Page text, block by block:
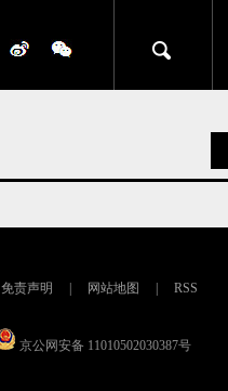
免责声明 网站地图
RSS
京公网安备 11010502030387号